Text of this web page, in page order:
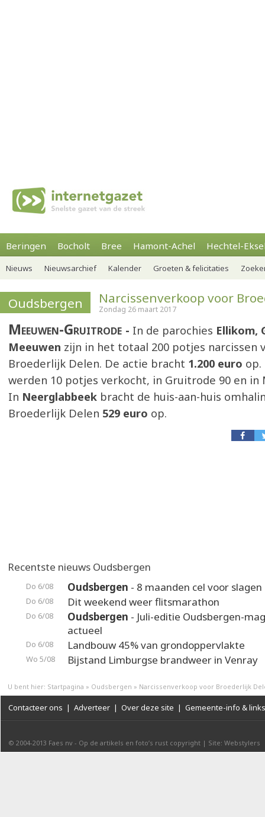
Beringen Bocholt Bree Hamont-Achel Hechtel-
Nieuws Nieuwsarchief Kalender Groeten & felicitaties
Oudsbergen Narcissenverkoop voor
Zondag 26 maart 2017
Meeuwen-Gruitrode In de parochies Ellikom,
Meeuwen zijn in het totaal 200 potjes narcissen
Broederlijk Delen. De actie bracht 1.200 euro op.
werden 10 potjes verkocht, in Gruitrode 90 en in
In Neerglabbeek bracht de huis-aan-huis
Broederlijk Delen 529 euro op.
Recentste nieuws Oudsbergen
Do 6/08 Oudsbergen - 8 maanden cel voor
Do 6/08 Dit weekend weer flitsmarathon
Do 6/08 Oudsbergen - Juli-editie Oudsbergen-
actueel
Do 6/08 Landbouw 45% van grondoppervlakte
Wo 5/08 Bijstand Limburgse brandweer in Venray
U bent hier: Startpagina » Oudsbergen » Narcissenverkoop voor Broederlijk
Contacteer ons | Adverteer | Over deze site | Gemeente-info & links
© 2004-2013 Faes nv - Op de artikels en foto’s rust copyright | Site: Webstylers